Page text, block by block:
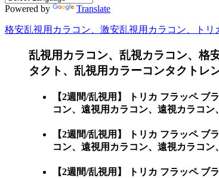
Powered by Translate
格安乱視用カラコン、激安乱視用カラコン、ト
乱視用カラコン、乱視カラコン、格
タクト、乱視用カラーコンタクトレ
【2週間/乱視用】 トリカ フラッペ
コン、遠視用カラコン、遠視カラコ
【2週間/乱視用】 トリカ フラッペ
コン、遠視用カラコン、遠視カラコ
【2週間/乱視用】 トリカ フラッペ